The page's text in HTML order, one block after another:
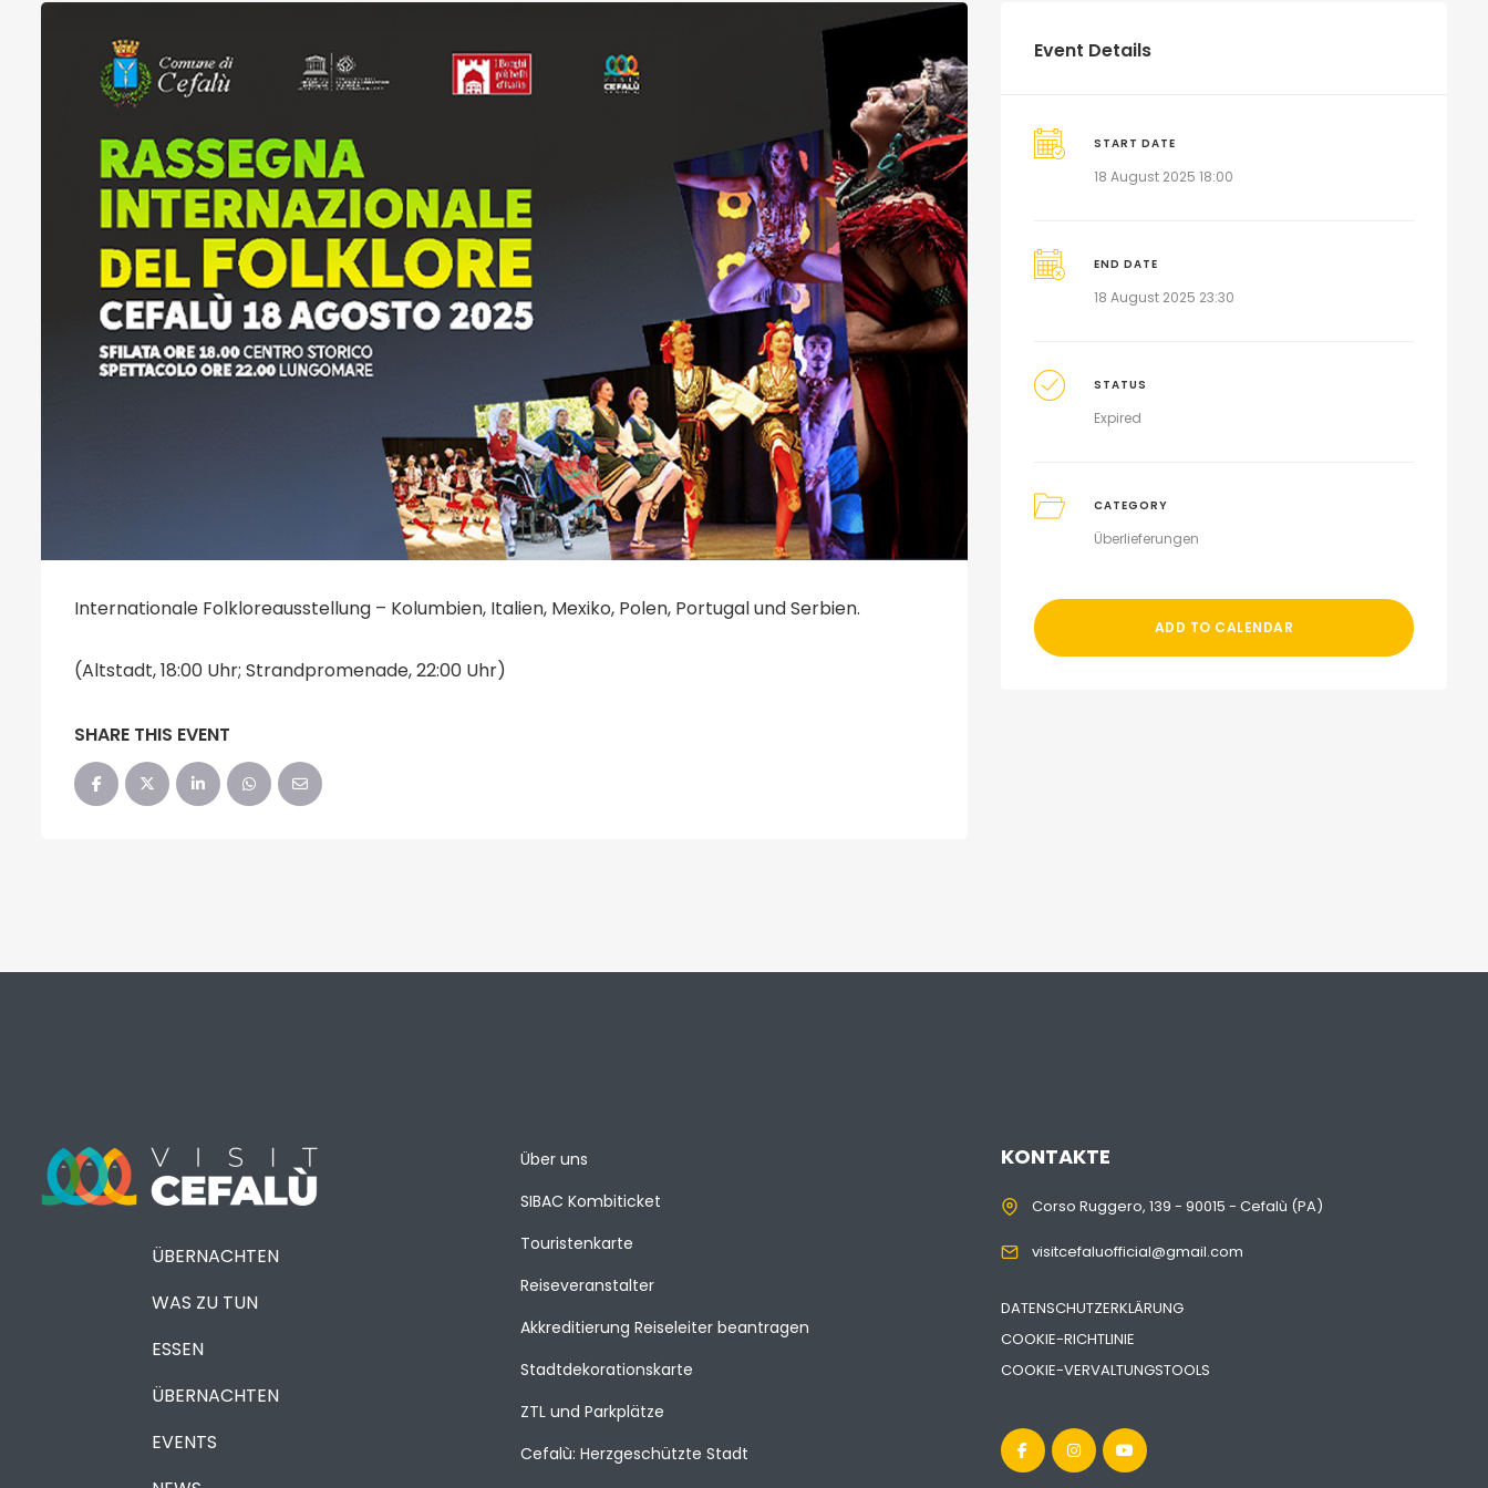
Internationale Folkloreausstellung – Kolumbien, Italien, Mexiko, Polen, Portugal und Serbien.
(Altstadt, 18:00 Uhr; Strandpromenade, 22:00 Uhr)
SHARE THIS EVENT
Event Details
START DATE
18 August 2025 18:00
END DATE
18 August 2025 23:30
STATUS
Expired
CATEGORY
Überlieferungen
ADD TO CALENDAR
ÜBERNACHTEN
WAS ZU TUN
ESSEN
ÜBERNACHTEN
EVENTS
Über uns
SIBAC Kombiticket
Touristenkarte
Reiseveranstalter
Akkreditierung Reiseleiter beantragen
Stadtdekorationskarte
ZTL und Parkplätze
Cefalù: Herzgeschützte Stadt
KONTAKTE
Corso Ruggero, 139 - 90015 - Cefalù (PA)
visitcefaluofficial@gmail.com
DATENSCHUTZERKLÄRUNG
COOKIE-RICHTLINIE
COOKIE-VERVALTUNGSTOOLS